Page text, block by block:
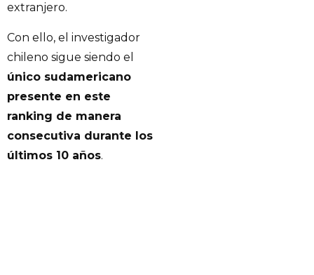
extranjero.
Con ello, el investigador
chileno sigue siendo el
único sudamericano
presente en este
ranking de manera
consecutiva durante los
últimos 10 años.